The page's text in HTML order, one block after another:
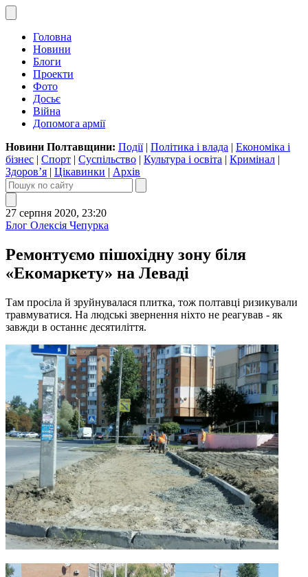
Головна
Новини
Блоги
Проекти
Фото
Досьє
Війна
Допомога армії
Новини Полтавщини: Події| Політика і влада | Економіка і
бізнес | Спорт | Суспільство | Культура і освіта | Кримінал |
Здоров’я | Цікавинки | Архів
27 серпня 2020, 23:20
Блог Олексія Чепурка
Ремонтуємо пішохідну зону біля
«Екомаркету» на Леваді
Там просіла й зруйнувалася плитка, тож полтавці ризикували
травмуватися. На людські звернення ніхто не реагував - як
завжди в останнє десятиліття.